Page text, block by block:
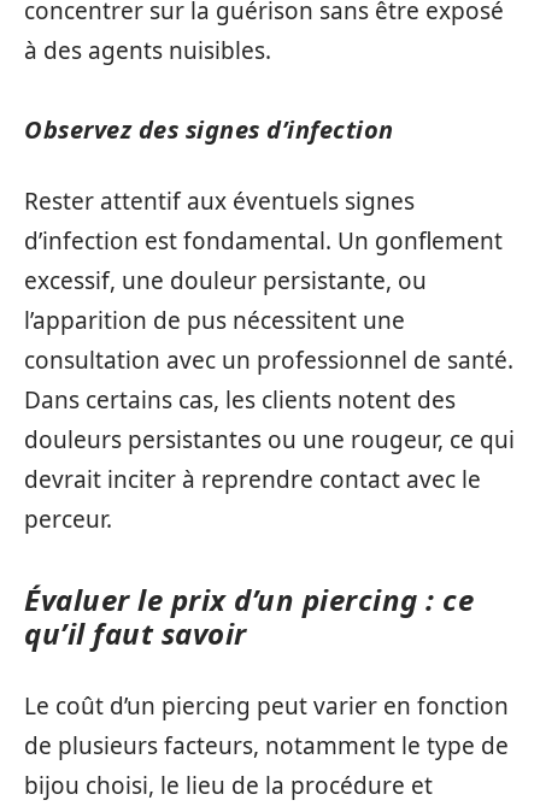
concentrer sur la guérison sans être exposé
à des agents nuisibles.
Observez des signes d’infection
Rester attentif aux éventuels signes
d’infection est fondamental. Un gonflement
excessif, une douleur persistante, ou
l’apparition de pus nécessitent une
consultation avec un professionnel de santé.
Dans certains cas, les clients notent des
douleurs persistantes ou une rougeur, ce qui
devrait inciter à reprendre contact avec le
perceur.
Évaluer le prix d’un piercing : ce
qu’il faut savoir
Le coût d’un piercing peut varier en fonction
de plusieurs facteurs, notamment le type de
bijou choisi, le lieu de la procédure et